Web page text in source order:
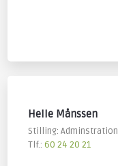
Helle Månssen
Stilling: Adminstration
Tlf.: 60 24 20 21